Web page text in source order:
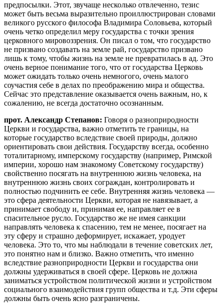
предпосылки. Этот, звучаще несколько отвлеченно, тезис
может быть весьма выразительно проиллюстрирован словами
великого русского философа Владимира Соловьева, который
очень четко определил меру государства с точки зрения
церковного мировоззрения. Он писал о том, что государство
не призвано создавать на земле рай, государство призвано
лишь к тому, чтобы жизнь на земле не превратилась в ад. Это
очень верное понимание того, что от государства Церковь
может ожидать только очень немногого, очень малого
соучастия себе в делах по преображению мира и общества.
Сейчас это представление оказывается очень важным, но, к
сожалению, не всегда достаточно осознанным.
прот. Александр Степанов: Говоря о разноприродности
Церкви и государства, важно отметить те границы, на
которые государство вследствие своей природы, должно
ориентировать свои действия. Государству всегда, особенно
тоталитарному, имперскому государству (например, Римской
империи, хорошо нам знакомому Советскому государству)
свойственно посягать на внутреннюю жизнь человека, на
внутреннюю жизнь своих сограждан, контролировать и
полностью подчинить ее себе. Внутренняя жизнь человека —
это сфера деятельности Церкви, которая не навязывает, а
принимает свободу и, принимая ее, направляет ее в
спасительное русло. Государство же не имея санкции
направлять человека к спасению, тем не менее, посягает на
эту сферу и страшно деформирует, искажает, уродует
человека. Это то, что мы наблюдали в течение советских лет,
это понятно нам и близко. Важно отметить, что именно
вследствие разноприродности Церкви и государства они
должны удерживаться в своей сфере. Церковь не должна
заниматься устройством политической жизни и устройством
социального взаимодействия групп общества и т.д. Эти сферы
должны быть очень ясно разграничены.